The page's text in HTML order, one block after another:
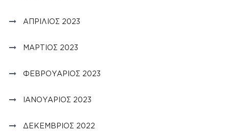
ΑΠΡΊΛΙΟΣ 2023
ΜΆΡΤΙΟΣ 2023
ΦΕΒΡΟΥΆΡΙΟΣ 2023
ΙΑΝΟΥΆΡΙΟΣ 2023
ΔΕΚΈΜΒΡΙΟΣ 2022